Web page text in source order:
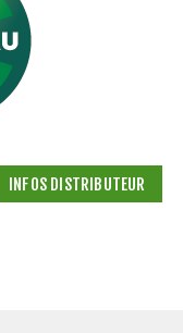
INFOS DISTRIBUTEUR